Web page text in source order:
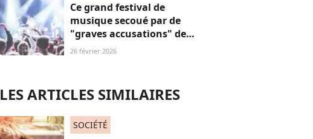
Ce grand festival de
musique secoué par de
"graves accusations" de
violences sexistes et
26 février 2026
LES ARTICLES SIMILAIRES
SOCIÉTÉ